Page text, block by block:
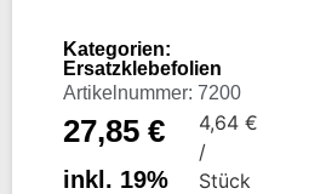
Kategorien:
Ersatzklebefolien
Artikelnummer: 7200
27,85 €
inkl. 19%
4,64€
/
Stück